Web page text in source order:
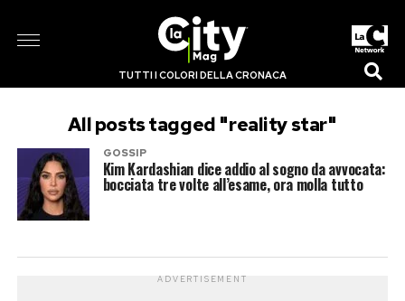
TUTTI I COLORI DELLA CRONACA
All posts tagged "reality star"
GOSSIP
Kim Kardashian dice addio al sogno da avvocata:
bocciata tre volte all’esame, ora molla tutto
ADVERTISEMENT